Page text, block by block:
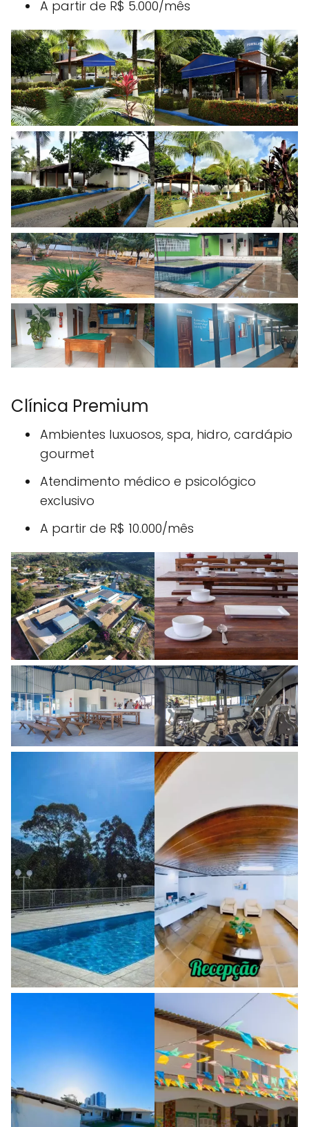
A partir de R$ 5.000/mês
Clínica Premium
Ambientes luxuosos, spa, hidro, cardápio
gourmet
Atendimento médico e psicológico
exclusivo
A partir de R$ 10.000/mês